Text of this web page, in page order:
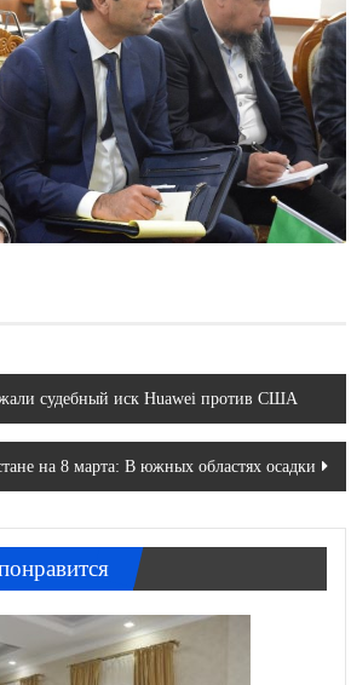
судебный иск Huawei против США
на 8 марта: В южных областях осадки